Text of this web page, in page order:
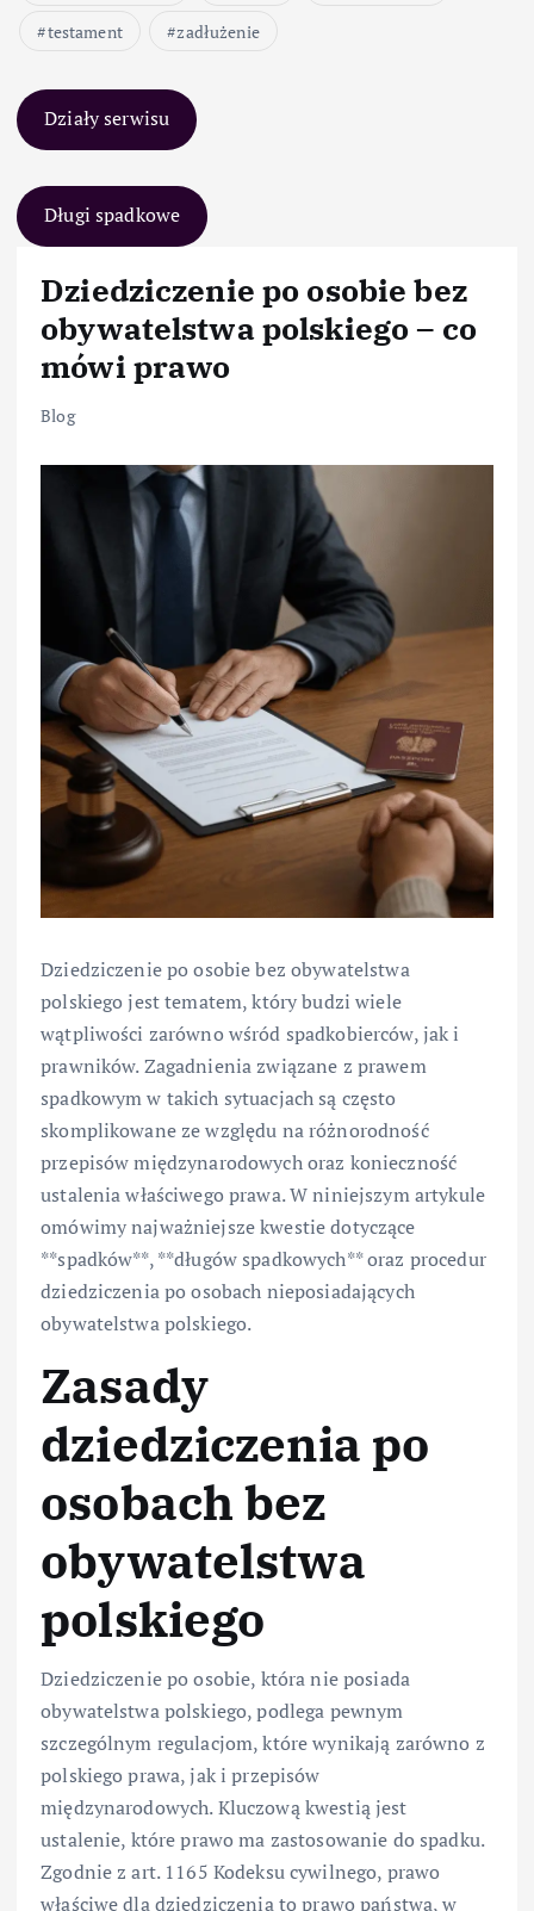
testament
zadłużenie
Działy serwisu
Długi spadkowe
Dziedziczenie po osobie bez
obywatelstwa polskiego – co
mówi prawo
Blog
Dziedziczenie po osobie bez obywatelstwa
polskiego jest tematem, który budzi wiele
wątpliwości zarówno wśród spadkobierców, jak i
prawników. Zagadnienia związane z prawem
spadkowym w takich sytuacjach są często
skomplikowane ze względu na różnorodność
przepisów międzynarodowych oraz konieczność
ustalenia właściwego prawa. W niniejszym artykule
omówimy najważniejsze kwestie dotyczące
**spadków**, **długów spadkowych** oraz procedur
dziedziczenia po osobach nieposiadających
obywatelstwa polskiego.
Zasady
dziedziczenia po
osobach bez
obywatelstwa
polskiego
Dziedziczenie po osobie, która nie posiada
obywatelstwa polskiego, podlega pewnym
szczególnym regulacjom, które wynikają zarówno z
polskiego prawa, jak i przepisów
międzynarodowych. Kluczową kwestią jest
ustalenie, które prawo ma zastosowanie do spadku.
Zgodnie z art. 1165 Kodeksu cywilnego, prawo
właściwe dla dziedziczenia to prawo państwa, w